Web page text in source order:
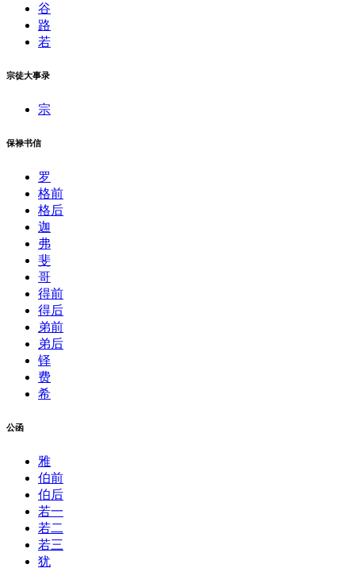
谷
路
若
宗徒大事录
宗
保禄书信
罗
格前
格后
迦
弗
斐
哥
得前
得后
弟前
弟后
铎
费
希
公函
雅
伯前
伯后
若一
若二
若三
犹